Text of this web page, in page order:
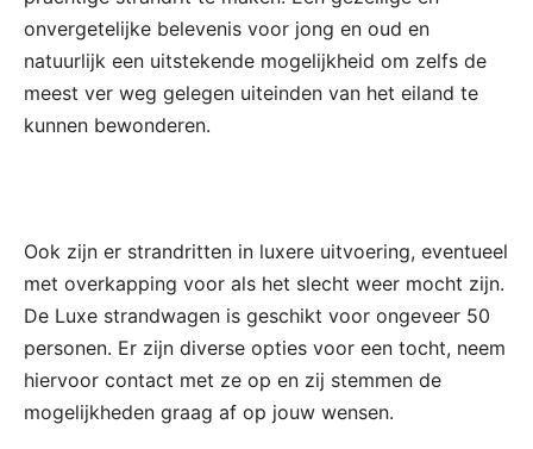
onvergetelijke belevenis voor jong en oud en
natuurlijk een uitstekende mogelijkheid om zelfs de
meest ver weg gelegen uiteinden van het eiland te
kunnen bewonderen.
Ook zijn er strandritten in luxere uitvoering, eventueel
met overkapping voor als het slecht weer mocht zijn.
De Luxe strandwagen is geschikt voor ongeveer 50
personen. Er zijn diverse opties voor een tocht, neem
hiervoor contact met ze op en zij stemmen de
mogelijkheden graag af op jouw wensen.